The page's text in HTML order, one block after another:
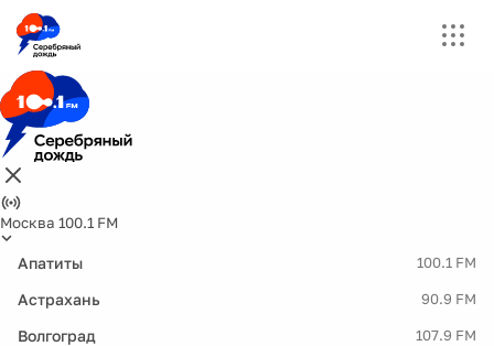
Москва 100.1 FM
Апатиты 100.1 FM
Астрахань 90.9 FM
Волгоград 107.9 FM